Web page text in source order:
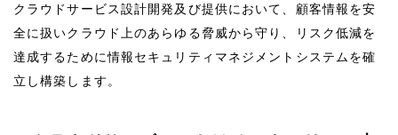
クラウドサービス設計開発及び提供において、顧客情報を安
全に扱いクラウド上のあらゆる脅威から守り、リスク低減を
達成するために情報セキュリティマネジメントシステムを確
立し構築します。